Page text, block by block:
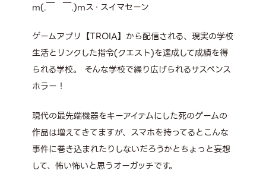
m(.￣ ￣.)mス・スイマセーン
ゲームアプリ【TROIA】から配信される、現実の学校
生活とリンクした指令(クエスト)を達成して成績を得
られる学校。 そんな学校で繰り広げられるサスペンス
ホラー！
現代の最先端機器をキーアイテムにした死のゲームの
作品は増えてきてますが、スマホを持ってるとこんな
事件に巻き込まれたりしないだろうかとちょっと妄想
して、怖い怖いと思うオーガッチです。